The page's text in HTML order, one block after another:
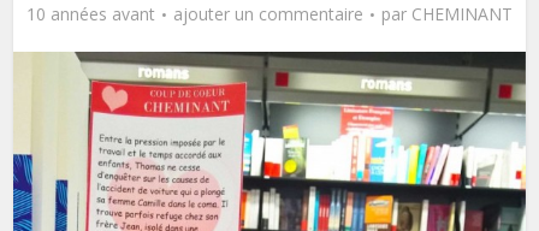
10 années avant
ajouter un commentaire par CHEMINANT